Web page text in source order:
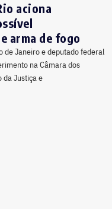
aciona
arma de fogo
de Janeiro e deputado federal
na Câmara dos
da Justiça e